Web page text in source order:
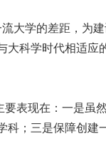
学的差距，为
科学时代相适
现在：一是虽
；三是保障创